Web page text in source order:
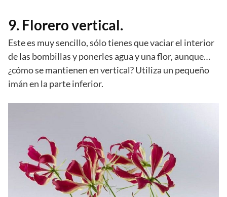
9. Florero vertical.
Este es muy sencillo, sólo tienes que vaciar el interior
de las bombillas y ponerles agua y una flor, aunque…
¿cómo se mantienen en vertical? Utiliza un pequeño
imán en la parte inferior.